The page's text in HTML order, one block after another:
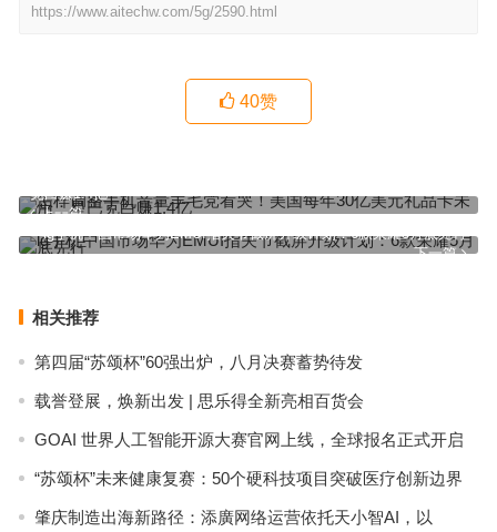
https://www.aitechw.com/5g/2590.html
40赞
上一篇
克白赚1.4亿
下一篇
lg手机中国市场华为EMUI指关节截屏升级计划：6款荣耀5月底先行
相关推荐
第四届“苏颂杯”60强出炉，八月决赛蓄势待发
载誉登展，焕新出发 | 思乐得全新亮相百货会
GOAI 世界人工智能开源大赛官网上线，全球报名正式开启
“苏颂杯”未来健康复赛：50个硬科技项目突破医疗创新边界
肇庆制造出海新路径：添廣网络运营依托天小智AI，以